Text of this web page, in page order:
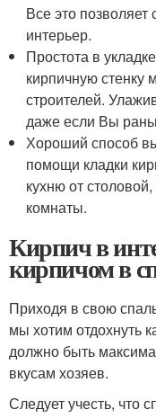
Все это
интерьер.
Простота в
кирпичную
строителей.
даже если Вы
Хороший способ
помощи кладки
кухню от
комнаты.
Кирпич в
кирпичом в
Приходя в свою
мы хотим отдохнуть
должно быть
вкусам хозяев.
Следует учесть, что